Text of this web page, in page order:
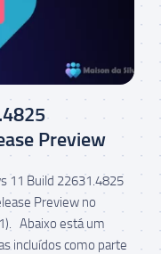
Preview
11 Build 22631.4825
Preview no
Abaixo está um
incluídos como parte